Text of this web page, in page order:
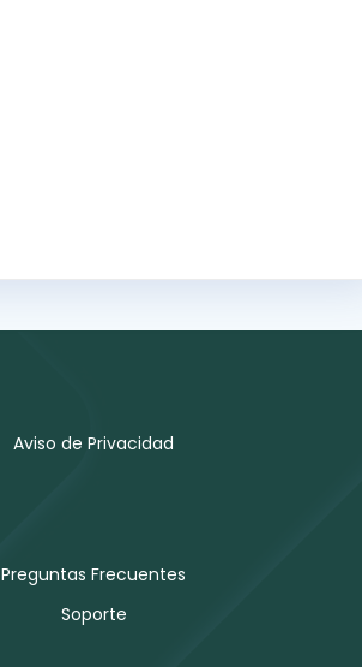
Aviso de Privacidad
Preguntas Frecuentes
Soporte